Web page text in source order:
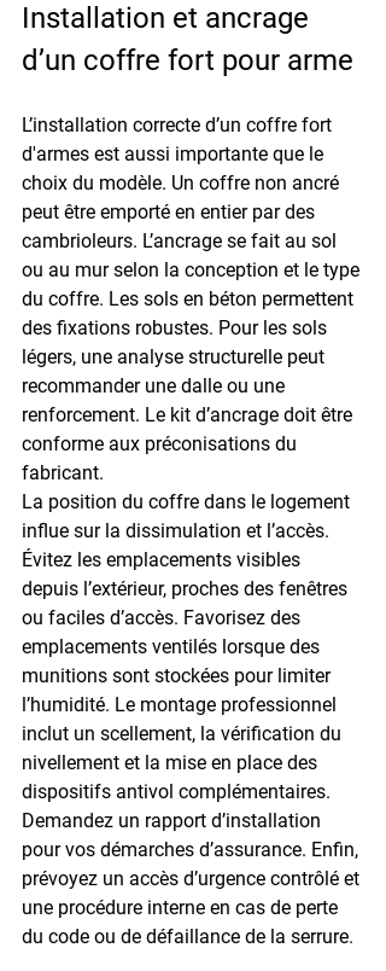
Installation et ancrage
d’un coffre fort pour arme
L’installation correcte d’un coffre fort
d'armes est aussi importante que le
choix du modèle. Un coffre non ancré
peut être emporté en entier par des
cambrioleurs. L’ancrage se fait au sol
ou au mur selon la conception et le type
du coffre. Les sols en béton permettent
des fixations robustes. Pour les sols
légers, une analyse structurelle peut
recommander une dalle ou une
renforcement. Le kit d’ancrage doit être
conforme aux préconisations du
fabricant.
La position du coffre dans le logement
influe sur la dissimulation et l’accès.
Évitez les emplacements visibles
depuis l’extérieur, proches des fenêtres
ou faciles d’accès. Favorisez des
emplacements ventilés lorsque des
munitions sont stockées pour limiter
l’humidité. Le montage professionnel
inclut un scellement, la vérification du
nivellement et la mise en place des
dispositifs antivol complémentaires.
Demandez un rapport d’installation
pour vos démarches d’assurance. Enfin,
prévoyez un accès d’urgence contrôlé et
une procédure interne en cas de perte
du code ou de défaillance de la serrure.